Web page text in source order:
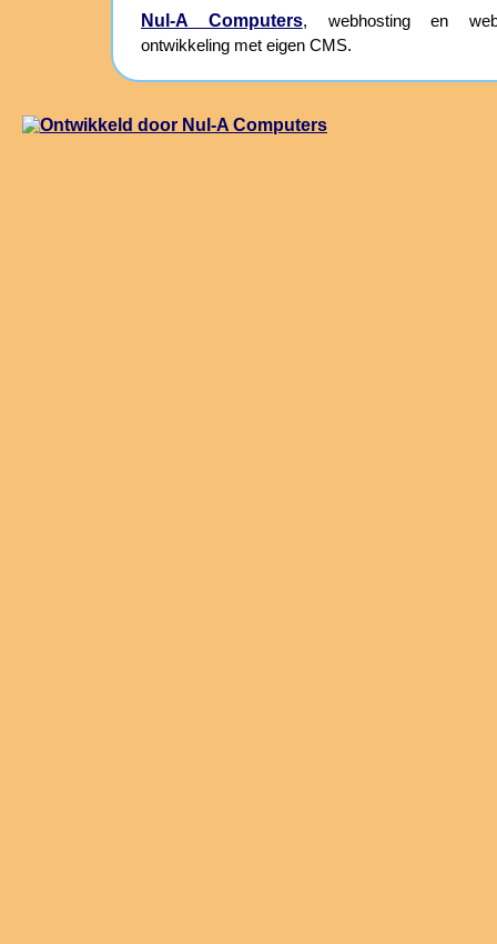
Nul-A Computers, webhosting en
ontwikkeling met eigen CMS.